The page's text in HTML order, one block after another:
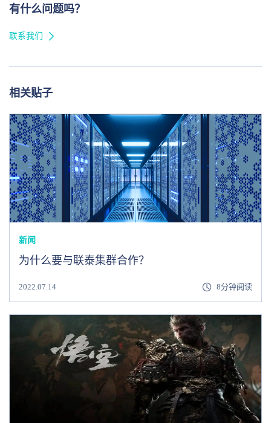
有什么问题吗？
联系我们
相关贴子
新闻
为什么要与联泰集群合作？
2022.07.14 8分钟阅读